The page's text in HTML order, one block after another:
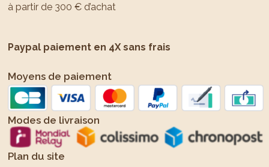
à partir de 300 € d’achat
Paypal paiement en 4X sans frais
Moyens de paiement
Modes de livraison
Plan du site